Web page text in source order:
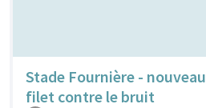
Stade Fournière - nouveau
filet contre le bruit